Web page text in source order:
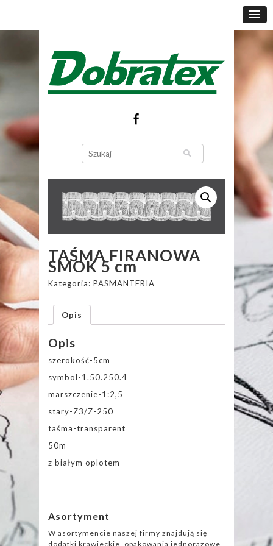
TAŚMA FIRANOWA
SMOK 5 cm
Kategoria: PASMANTERIA
Opis
Opis
szerokość-5cm
symbol-1.50.250.4
marszczenie-1:2,5
stary-Z3/Z-250
taśma-transparent
50m
z białym oplotem
Asortyment
W asortymencie naszej firmy znajdują się
dodatki krawieckie, opakowania jednorazowe,